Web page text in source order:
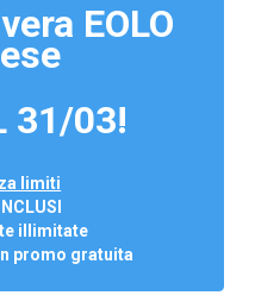
EOLO
31/03!
limiti
illimitate
promo gratuita